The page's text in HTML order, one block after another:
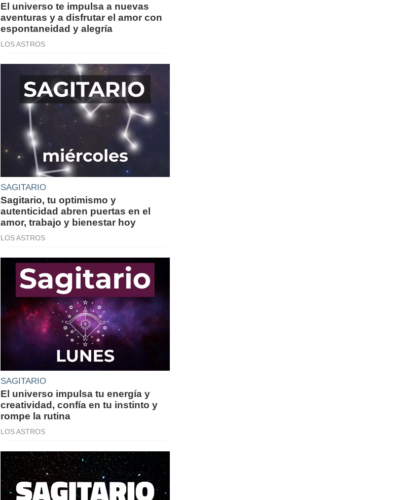
El universo te impulsa a nuevas
aventuras y a disfrutar el amor con
espontaneidad y alegría
LOS ASTROS
SAGITARIO
Sagitario, tu optimismo y
autenticidad abren puertas en el
amor, trabajo y bienestar hoy
LOS ASTROS
SAGITARIO
El universo impulsa tu energía y
creatividad, confía en tu instinto y
rompe la rutina
LOS ASTROS